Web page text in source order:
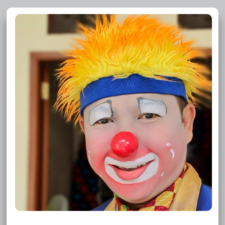
Sewa Badut Bogor Pamoyanan
Sewa Badut Bogor Pakuan
Sewa Badut Bogor Mulyaharja
Sewa Badut Bogor Muarasari
Sewa Badut Bogor Lawang Gintung
Sewa Badut Bogor Kertamaya
Sewa Badut Bogor Harjasari
Sewa Badut Bogor Genteng
Sewa Badut Bogor Empang
Sewa Badut Cipaku
Sewa Badut Cikaret
Sewa Badut Bondongan
Sewa Badut Bojong Kerta
Sewa Badut Batutulis
Sewa Badut Situ Gede
Sewa Badut Sindangbarang
Sewa Badut Semplak
Sewa Badut Pasir Mulya
Sewa Badut Pasir Kuda